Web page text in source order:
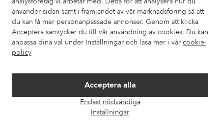
använder sidan samt i främjandet av vår marknadsföring så att
du kan få mer personanpassade annonser. Genom att klicka
Acceptera samtycker du till vår användning av cookies. Du kan
anpassa dina val under Inställningar och läsa mer i vår cookie-
policy
Acceptera alla
Endast nödvändiga
Inställningar
Mina sidor
Om Ellos
Villkor